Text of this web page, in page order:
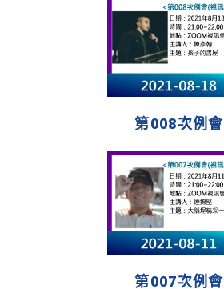
第008次例會
第007次例會